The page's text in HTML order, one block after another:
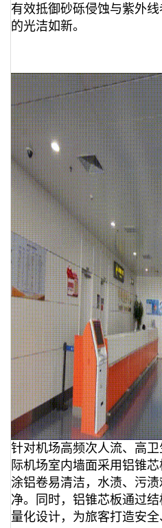
有效抵御砂砾侵蚀与紫外
的光洁如新。
针对机场高频次人流、高
际机场室内墙面采用铝锥
涂铝卷易清洁，水渍、污
净。同时，铝锥芯板通过
量化设计，为旅客打造安全